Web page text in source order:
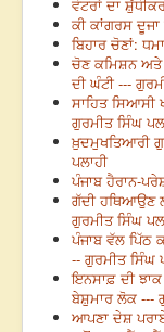
ਵੋਟਰਾਂ ਦਾ
ਕੀ ਕਾਂਗਰਸ
ਬਿਹਾਰ ਚੋਣਾਂ:
ਚੋਣ ਕਮਿਸ਼ਨ ਅਤੇ
ਦੀ ਘੰਟੀ ---
ਸਾਹਿਤ ਸਿਆਸੀ
ਗੁਰਮੀਤ ਸਿੰਘ
ਖ਼ੁਦਮੁਖਤਿਆਰੀ
ਪਲਾਹੀ
ਪੰਜਾਬ ਹੈਰਾਨ-
ਗੱਦੀ ਹਥਿਆਉਣ
ਗੁਰਮੀਤ ਸਿੰਘ
ਪੰਜਾਬ ਵੱਲ ਪਿੱਠ
-- ਗੁਰਮੀਤ ਸਿੰਘ
ਇਨਸਾਫ਼ ਦੀ
ਬੇਸ਼ੁਮਾਰ ਲੋਕ ---
ਆਪਣਾ ਦੇਸ਼